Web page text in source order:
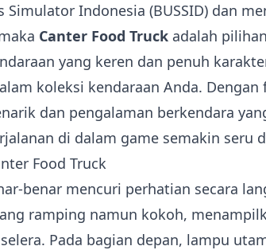
Simulator Indonesia (BUSSID) dan
Canter Food Truck adalah
yang keren dan penuh
koleksi kendaraan Anda.
dan pengalaman berkendara
di dalam game semakin seru
Food Truck
benar mencuri perhatian secara
ramping namun kokoh,
Pada bagian depan, lampu